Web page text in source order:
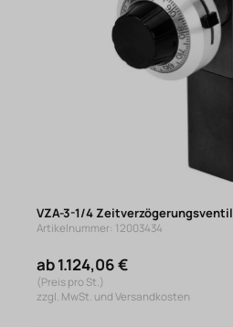
VZA-3-1/4 Zeitverzögerungsventil
Artikelnummer: 12003434
ab 1.124,06 €
(Preis pro St.)
zzgl. MwSt. und Versandkosten